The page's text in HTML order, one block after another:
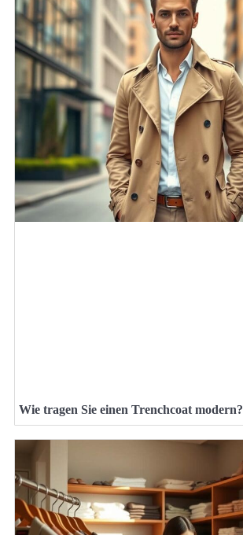
Wie tragen Sie einen Trenchcoat modern?